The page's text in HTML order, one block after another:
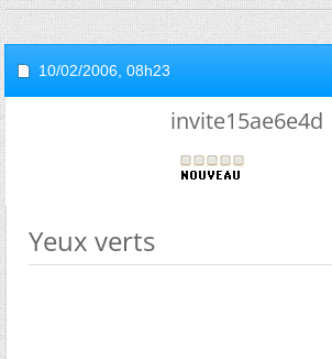
10/02/2006, 08h23
invite15ae6e4d
Yeux verts